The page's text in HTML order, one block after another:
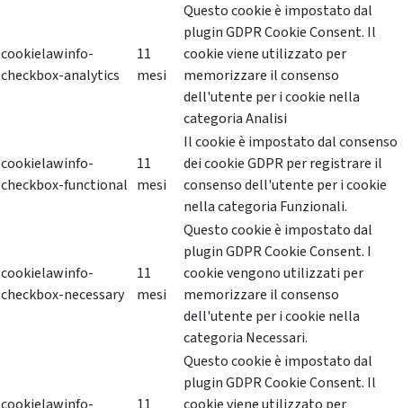
cookielawinfo-
checkbox-analytics
11
mesi
Questo cookie è impostato dal
plugin GDPR Cookie Consent. Il
cookie viene utilizzato per
memorizzare il consenso
dell'utente per i cookie nella
categoria Analisi
cookielawinfo-
checkbox-functional
11
mesi
Il cookie è impostato dal consenso
dei cookie GDPR per registrare il
consenso dell'utente per i cookie
nella categoria Funzionali.
cookielawinfo-
checkbox-necessary
11
mesi
Questo cookie è impostato dal
plugin GDPR Cookie Consent. I
cookie vengono utilizzati per
memorizzare il consenso
dell'utente per i cookie nella
categoria Necessari.
Questo cookie è impostato dal
plugin GDPR Cookie Consent. Il